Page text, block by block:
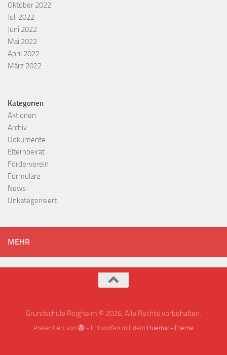
Oktober 2022
Juli 2022
Juni 2022
Mai 2022
April 2022
März 2022
Kategorien
Aktionen
Archiv
Dokumente
Elternbeirat
Förderverein
Formulare
News
Unkategorisiert
MEHR
Grundschule Roigheim © 2026. Alle Rechte vorbehalten.
Präsentiert von - Entworfen mit dem Hueman-Theme